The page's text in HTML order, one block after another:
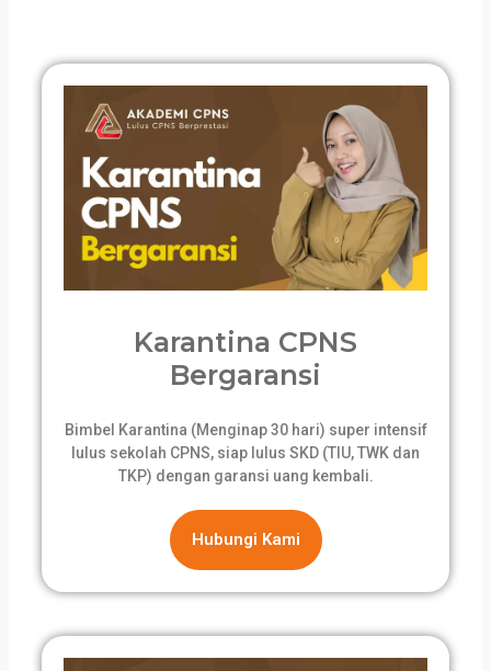
Karantina CPNS
Bergaransi
Bimbel Karantina (Menginap 30 hari) super intensif
lulus sekolah CPNS, siap lulus SKD (TIU, TWK dan
TKP) dengan garansi uang kembali.
Hubungi Kami